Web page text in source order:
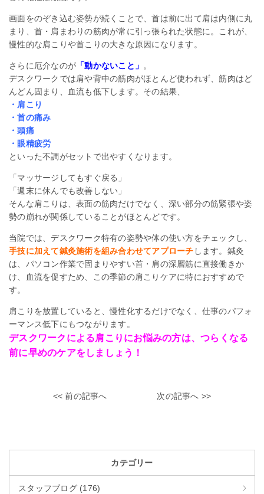
画面をのぞき込む姿勢が続くことで、首は前に出て肩は内側に丸
まり、首・肩まわりの筋肉が常に引っ張られた状態に。これが、
慢性的な肩こりや首こりの大きな原因になります。
さらに厄介なのが 「動かないこと」 。
デスクワークでは肩や背中の筋肉がほとんど使われず、筋肉はど
んどん固まり、血流も低下します。その結果、
・肩こり
・首の痛み
・頭痛
・眼精疲労
といった不調がセットで出やすくなります。
「マッサージしてもすぐ戻る」
「週末に休んでも改善しない」
そんな肩こりは、表面の筋肉だけでなく、深い部分の筋緊張や姿
勢の崩れが関係していることがほとんどです。
当院では、デスクワーク特有の姿勢や体の使い方をチェックし、
手技に加えて鍼灸施術を組み合わせてアプローチ します。鍼灸
は、パソコン作業で固まりやすい首・肩の深層筋に直接働きか
け、血流を促すため、この季節の肩こりケアに特におすすめで
す。
肩こりを放置していると、慢性化するだけでなく、仕事のパフォ
ーマンス低下にもつながります。
デスクワークによる肩こりにお悩みの方は、つらくなる
前に早めのケアをしましょう！
<< 前の記事へ 次の記事へ >>
カテゴリー
スタッフブログ (176)